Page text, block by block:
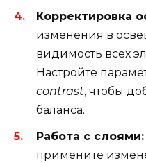
Корректировка
изменения в
видимость всех
Настройте
contrast, чтобы
баланса.
Работа с слоями:
примените